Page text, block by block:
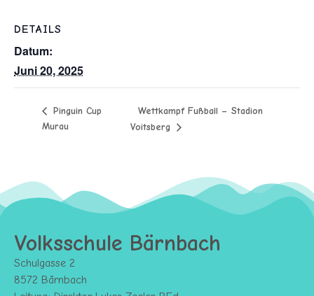
DETAILS
Datum:
Juni 20, 2025
Pinguin Cup
Murau
Wettkampf Fußball – Stadion
Voitsberg
Volksschule Bärnbach
Schulgasse 2
8572 Bärnbach